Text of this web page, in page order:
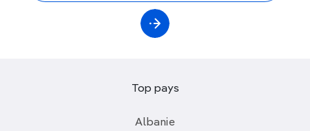
Top pays
Albanie